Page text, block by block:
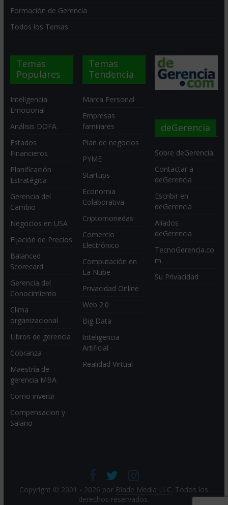
Formación de Gerencia
Todos los Temas
Temas
Populares
Inteligencia
Emocional
Análisis DOFA
Estados
Financieros
Planificación
Estratégica
Gerencia del
Cambio
Negocios en USA
Fijación de Precios
Balanced
Scorecard
Gerencia del
Conocimiento
Clima
organizacional
Libros de gerencia
Cobranza
Maestría de
gerencia MBA
Como invertir
Compensacion y
Salario
Temas
Tendencia
Marca Personal
Empresas
familiares
Plan de negocios
PYME
Startups
Economia
Colaborativa
Criptomonedas
Comercio
Electrónico
Computación en
La Nube
Privacidad Online
Web 2.0
Big Data
Inteligencia
Artificial
Realidad Virtual
deGerencia
Sobre deGerencia
Contactar a
deGerencia
Escribir en
deGerencia
Aliados
deGerencia
TecnoGerencia.co
m
Su Privacidad
Copyright © 2001 - 2026 por Blade Media LLC. Todos los
derechos reservados.